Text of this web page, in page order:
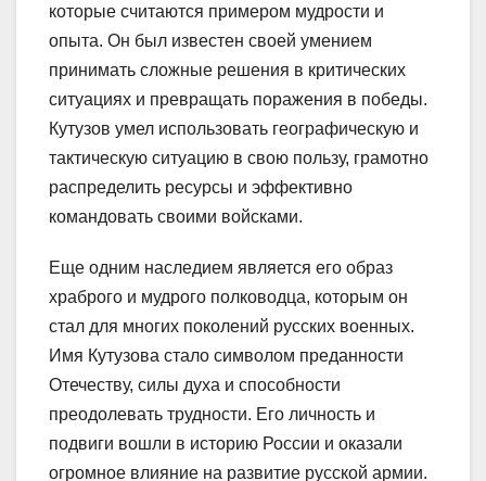
которые считаются примером мудрости и
опыта. Он был известен своей умением
принимать сложные решения в критических
ситуациях и превращать поражения в победы.
Кутузов умел использовать географическую и
тактическую ситуацию в свою пользу, грамотно
распределить ресурсы и эффективно
командовать своими войсками.
Еще одним наследием является его образ
храброго и мудрого полководца, которым он
стал для многих поколений русских военных.
Имя Кутузова стало символом преданности
Отечеству, силы духа и способности
преодолевать трудности. Его личность и
подвиги вошли в историю России и оказали
огромное влияние на развитие русской армии.